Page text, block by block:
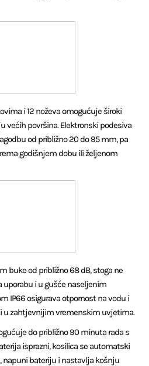
i 12 noževa omogućuje široki
većih površina. Elektronski podesiva
od približno 20 do 95 mm, pa
godišnjem dobu ili željenom
buke od približno 68 dB, stoga ne
uporabu i u gušće naseljenim
IP66 osigurava otpornost na vodu i
u zahtjevnijim vremenskim uvjetima.
do približno 90 minuta rada s
isprazni, kosilica se automatski
napuni bateriju i nastavlja košnju